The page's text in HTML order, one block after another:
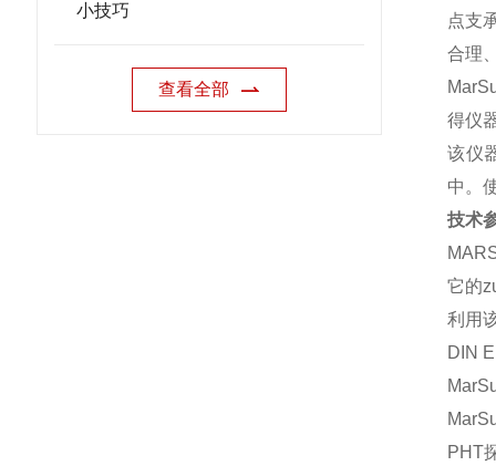
小技巧
查看全部
点支
合理
得仪
该仪
中。
技术
它的
利用
DIN
PHT